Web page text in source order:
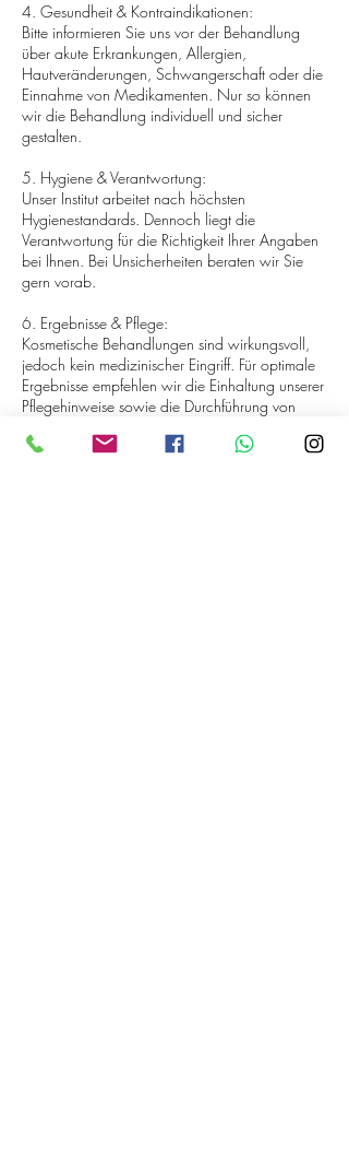
4. Gesundheit & Kontraindikationen:
Bitte informieren Sie uns vor der Behandlung
über akute Erkrankungen, Allergien,
Hautveränderungen, Schwangerschaft oder die
Einnahme von Medikamenten. Nur so können
wir die Behandlung individuell und sicher
gestalten.
5. Hygiene & Verantwortung:
Unser Institut arbeitet nach höchsten
Hygienestandards. Dennoch liegt die
Verantwortung für die Richtigkeit Ihrer Angaben
bei Ihnen. Bei Unsicherheiten beraten wir Sie
gern vorab.
6. Ergebnisse & Pflege:
Kosmetische Behandlungen sind wirkungsvoll,
jedoch kein medizinischer Eingriff. Für optimale
Ergebnisse empfehlen wir die Einhaltung unserer
Pflegehinweise sowie die Durchführung von